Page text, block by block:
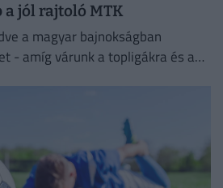
a jól rajtoló MTK
a magyar bajnokságban
- amíg várunk a topligákra és a